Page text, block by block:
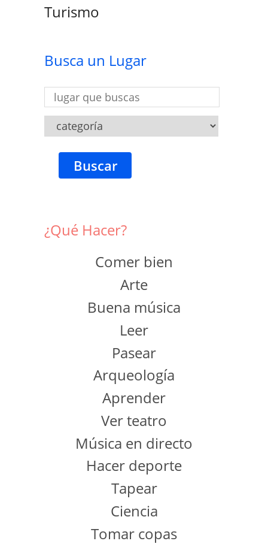
Turismo
Busca un Lugar
Buscar
¿Qué Hacer?
Comer bien
Arte
Buena música
Leer
Pasear
Arqueología
Aprender
Ver teatro
Música en directo
Hacer deporte
Tapear
Ciencia
Tomar copas